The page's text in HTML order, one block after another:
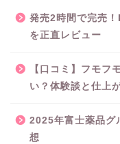
発売2時間で完売
を正直レビュー
【口コミ】フモフ
い？体験談と仕上
2025年富士薬品グ
想